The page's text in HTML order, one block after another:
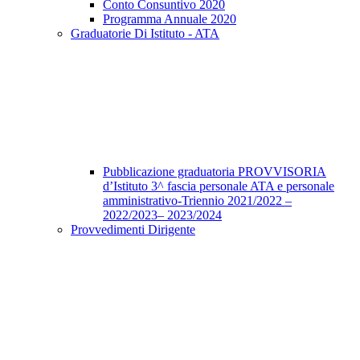
Conto Consuntivo 2020
Programma Annuale 2020
Graduatorie Di Istituto - ATA
Pubblicazione graduatoria PROVVISORIA
d’Istituto 3^ fascia personale ATA e personale
amministrativo-Triennio 2021/2022 –
2022/2023– 2023/2024
Provvedimenti Dirigente